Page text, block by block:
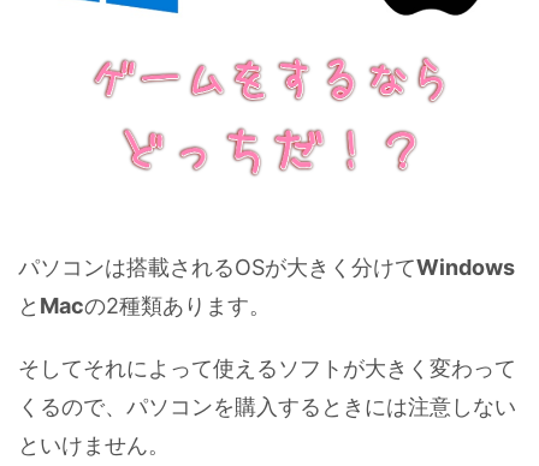
パソコンは搭載されるOSが大きく分けてWindows
と Macの2種類あります。
そしてそれによって使えるソフトが大きく変わって
くるので、パソコンを購入するときには注意しない
といけません。